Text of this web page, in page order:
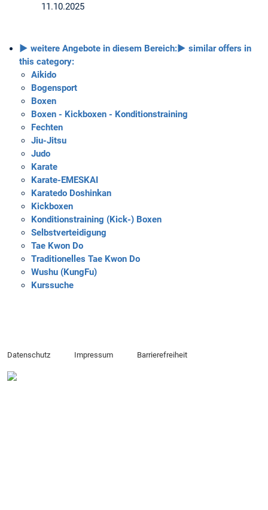
11.10.2025
► weitere Angebote in diesem Bereich:► similar offers in
this category:
Aikido
Bogensport
Boxen
Boxen - Kickboxen - Konditionstraining
Fechten
Jiu-Jitsu
Judo
Karate
Karate-EMESKAI
Karatedo Doshinkan
Kickboxen
Konditionstraining (Kick-) Boxen
Selbstverteidigung
Tae Kwon Do
Traditionelles Tae Kwon Do
Wushu (KungFu)
Kurssuche
Datenschutz Impressum Barrierefreiheit